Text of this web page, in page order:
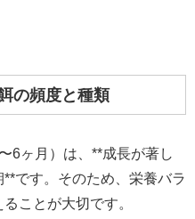
の頻度と種類
6ヶ月）は、**成長が著し
です。そのため、栄養バラ
ことが大切です。